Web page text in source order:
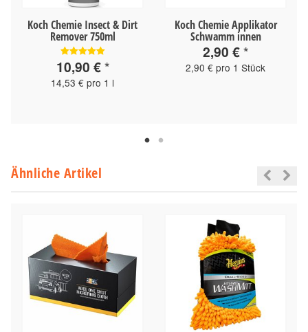
Koch Chemie Insect & Dirt
Remover 750ml
10,90 €*
14,53 € pro 1 l
Koch Chemie Applikator
Schwamm innen
2,90 €*
2,90 € pro 1 Stück
Ähnliche Artikel